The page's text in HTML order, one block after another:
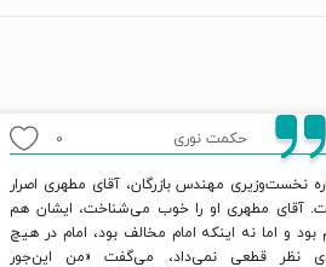
حکمت نوری ۰
نخست‌وزیری مهندس بازرگان، آقای مطهری اصرار
آقای مطهری او را خوب می‌شناخت، ایشان هم
بود و اما نه اینکه امام مخالف بود، امام در هیچ
نظر قطعی نمی‌داد، می‌گفت «من این‌جور